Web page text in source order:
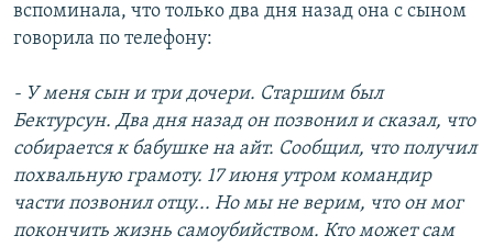
вспоминала, что только два дня назад она с сыном
говорила по телефону:
- У меня сын и три дочери. Старшим был
Бектурсун. Два дня назад он позвонил и сказал, что
собирается к бабушке на айт. Сообщил, что получил
похвальную грамоту. 17 июня утром командир
части позвонил отцу... Но мы не верим, что он мог
покончить жизнь самоубийством. Кто может сам